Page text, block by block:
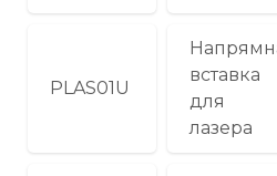
PLAS01U
вставка
для
лазера